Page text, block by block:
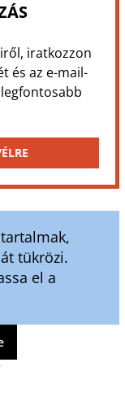
iratkozzon
és az e-mail-
tükrözi.
el a